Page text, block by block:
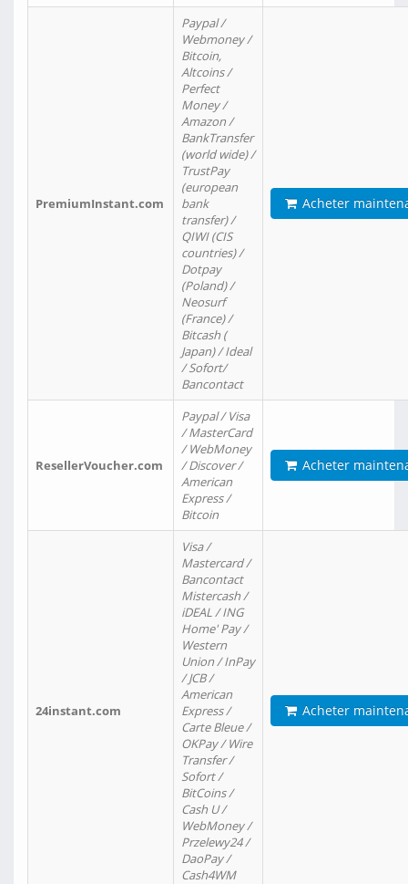
PremiumInstant.com
Paypal /
Webmoney /
Bitcoin,
Altcoins /
Perfect
Money /
Amazon /
BankTransfer
(world wide) /
TrustPay
(european
bank
transfer) /
QIWI (CIS
countries) /
Dotpay
(Poland) /
Neosurf
(France) /
Bitcash (
Japan) / Ideal
/ Sofort/
Bancontact
Acheter
ResellerVoucher.com
Paypal / Visa
/ MasterCard
/ WebMoney
/ Discover /
American
Express /
Bitcoin
Acheter
24instant.com
Visa /
Mastercard /
Bancontact
Mistercash /
iDEAL / ING
Home' Pay /
Western
Union / InPay
/ JCB /
American
Express /
Carte Bleue /
OKPay / Wire
Transfer /
Sofort /
BitCoins /
Cash U /
WebMoney /
Przelewy24 /
DaoPay /
Cash4WM
Acheter